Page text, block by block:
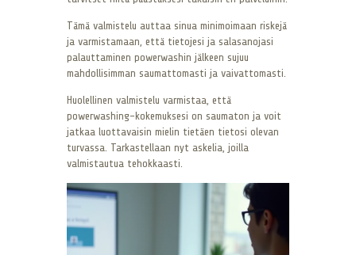
Tämä valmistelu auttaa sinua minimoimaan riskejä
ja varmistamaan, että tietojesi ja salasanojasi
palauttaminen powerwashin jälkeen sujuu
mahdollisimman saumattomasti ja vaivattomasti.
Huolellinen valmistelu varmistaa, että
powerwashing-kokemuksesi on saumaton ja voit
jatkaa luottavaisin mielin tietäen tietosi olevan
turvassa. Tarkastellaan nyt askelia, joilla
valmistautua tehokkaasti.